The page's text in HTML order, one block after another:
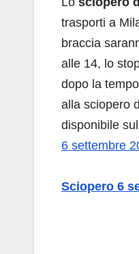
trasporti a
braccia
alle 14, lo
dopo la
alla sciopero
disponibile
6 settembre
Sciopero 6